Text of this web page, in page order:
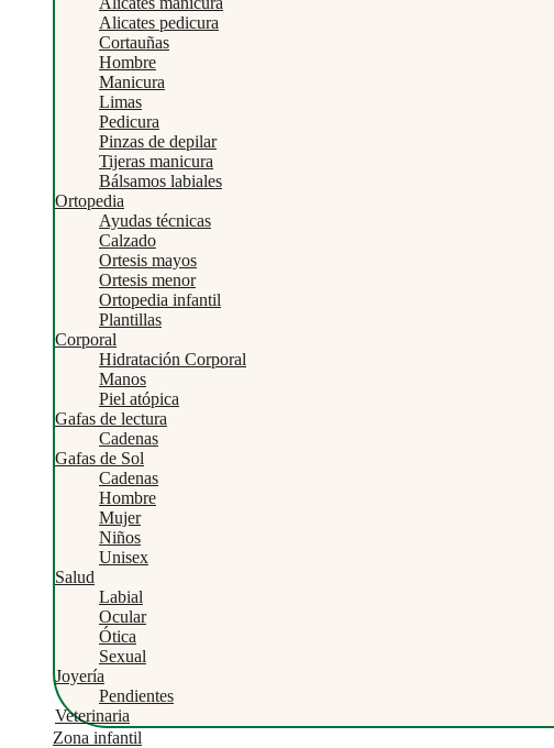
Alicates pedicura
Cortauñas
Hombre
Manicura
Limas
Pedicura
Pinzas de depilar
Tijeras manicura
Bálsamos labiales
Ortopedia
Ayudas técnicas
Calzado
Ortesis mayos
Ortesis menor
Ortopedia infantil
Plantillas
Corporal
Hidratación Corporal
Manos
Piel atópica
Gafas de lectura
Cadenas
Gafas de Sol
Cadenas
Hombre
Mujer
Niños
Unisex
Salud
Labial
Ocular
Ótica
Sexual
Joyería
Pendientes
Veterinaria
Zona infantil